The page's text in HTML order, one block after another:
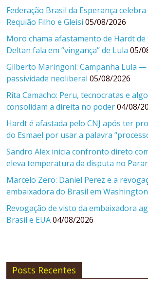
Federação Brasil da Esperança
Requião Filho e Gleisi 05/08/2026
Moro chama afastamento de Hardt de
Deltan fala em “vingança” de Lula 05/
Gilberto Maringoni: Campanha Lula
passividade neoliberal 05/08/2026
Rita Camacho: Peru, tecnocratas e
consolidam a direita no poder 04/08/
Hardt é afastada pelo CNJ após ter
do Esmael por usar a palavra
Sandro Alex inicia confronto direto
eleva temperatura da disputa no
Marcelo Zero: Daniel Perez e a
embaixadora do Brasil em Washington
Revogação de visto da embaixadora
Brasil e EUA 04/08/2026
Posts Recentes